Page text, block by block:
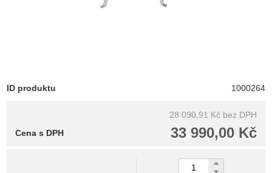
ID produktu 1000264
28 090,91 Kč bez DPH
33 990,00 Kč
Cena s DPH